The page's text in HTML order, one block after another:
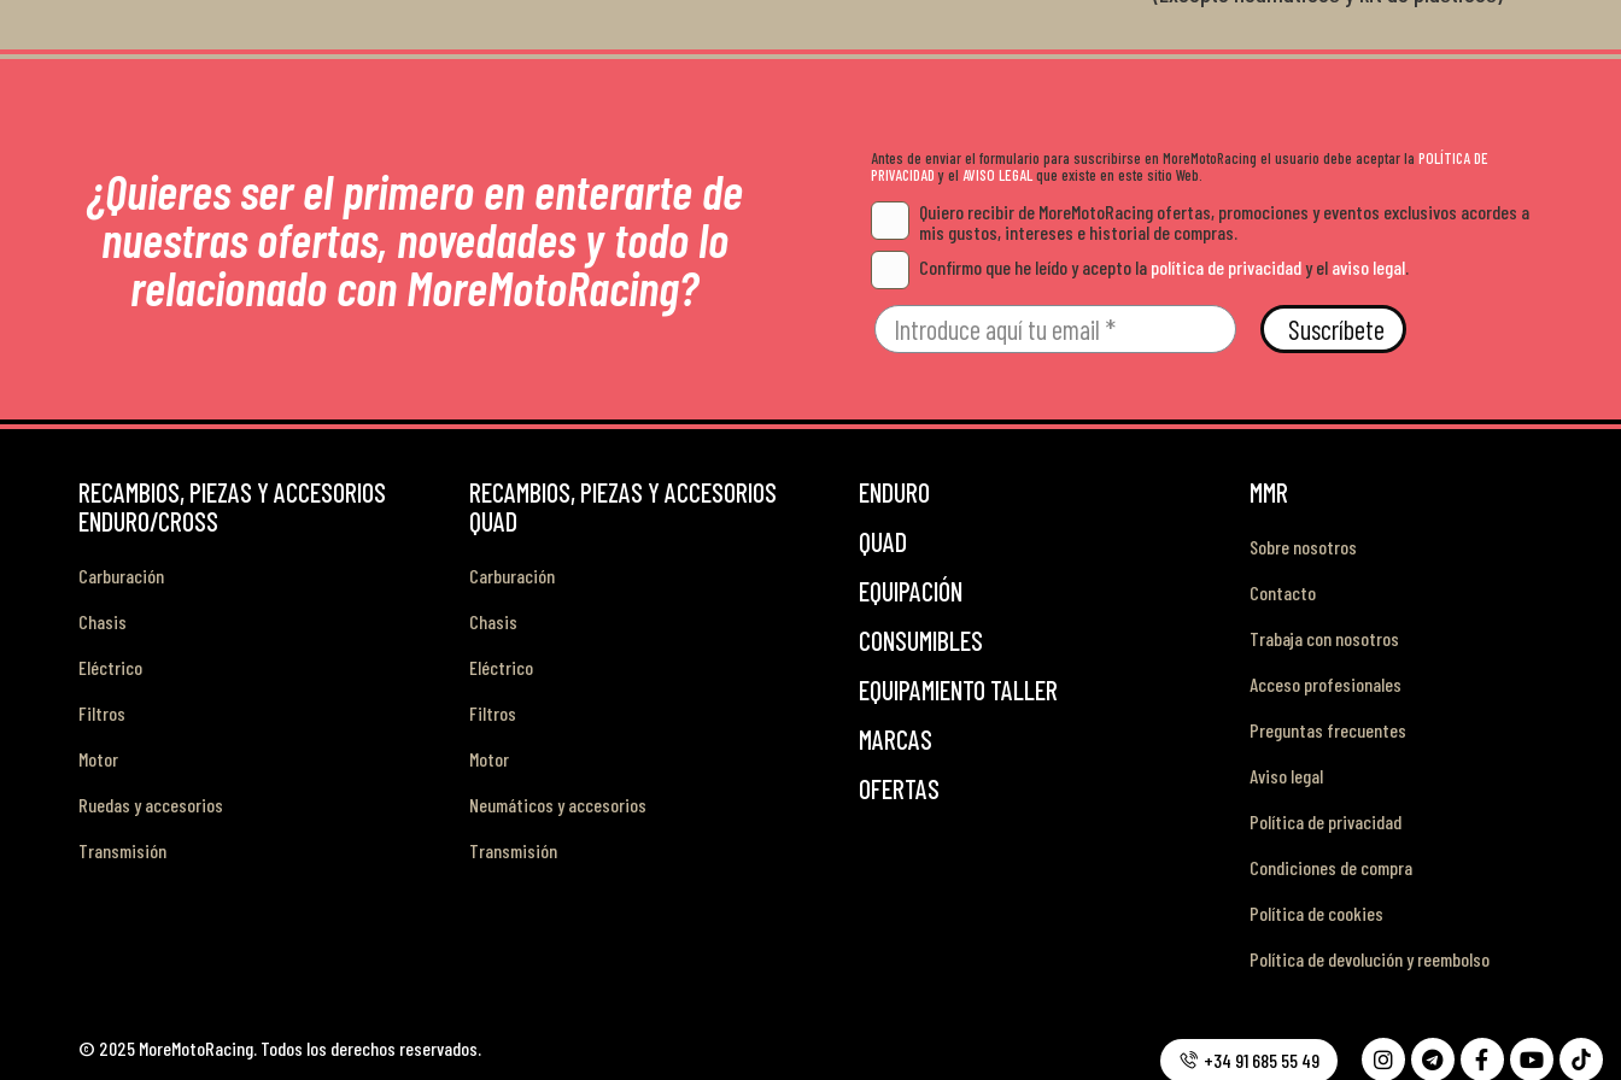
¿Quieres ser el primero en enterarte de
nuestras ofertas, novedades y todo lo
relacionado con MoreMotoRacing?
Antes de enviar el formulario para suscribirse en MoreMotoRacing el usuario debe aceptar la POLÍTICA DE
PRIVACIDADy el AVISO LEGALque existe en este sitio Web.
Quiero recibir de MoreMotoRacing ofertas, promociones y eventos exclusivos acordes a
mis gustos, intereses e historial de compras.
Confirmo que he leído y acepto la política de privacidady el aviso legal
Suscríbete
RECAMBIOS, PIEZAS Y ACCESORIOS
ENDURO/CROSS
Carburación
Chasis
Eléctrico
Filtros
Motor
Ruedas y accesorios
Transmisión
RECAMBIOS, PIEZAS Y ACCESORIOS
QUAD
Carburación
Chasis
Eléctrico
Filtros
Motor
Neumáticos y accesorios
Transmisión
ENDURO
QUAD
EQUIPACIÓN
CONSUMIBLES
EQUIPAMIENTO TALLER
MARCAS
OFERTAS
MMR
Sobre nosotros
Contacto
Trabaja con nosotros
Acceso profesionales
Preguntas frecuentes
Aviso legal
Política de privacidad
Condiciones de compra
Política de cookies
Política de devolución y reembolso
© 2025 MoreMotoRacing. Todos los derechos reservados.
+34 91 685 55 49